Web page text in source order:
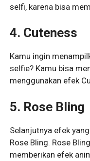
selfi, karena bisa
4. Cuteness
Kamu ingin
selfie? Kamu bisa
menggunakan efek
5. Rose Bling
Selanjutnya efek
Rose Bling. Rose
memberikan efek